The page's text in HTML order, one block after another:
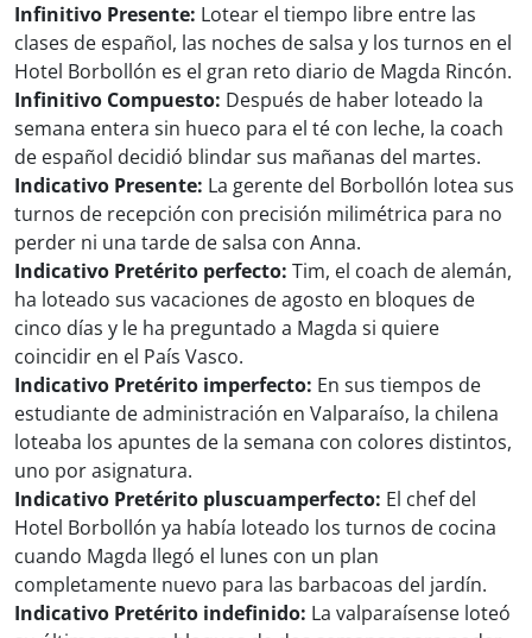
Infinitivo Presente: Lotear el tiempo libre entre las
clases de español, las noches de salsa y los turnos en el
Hotel Borbollón es el gran reto diario de Magda Rincón.
Infinitivo Compuesto: Después de haber loteado la
semana entera sin hueco para el té con leche, la coach
de español decidió blindar sus mañanas del martes.
Indicativo Presente: La gerente del Borbollón lotea sus
turnos de recepción con precisión milimétrica para no
perder ni una tarde de salsa con Anna.
Indicativo Pretérito perfecto: Tim, el coach de alemán,
ha loteado sus vacaciones de agosto en bloques de
cinco días y le ha preguntado a Magda si quiere
coincidir en el País Vasco.
Indicativo Pretérito imperfecto: En sus tiempos de
estudiante de administración en Valparaíso, la chilena
loteaba los apuntes de la semana con colores distintos,
uno por asignatura.
Indicativo Pretérito pluscuamperfecto: El chef del
Hotel Borbollón ya había loteado los turnos de cocina
cuando Magda llegó el lunes con un plan
completamente nuevo para las barbacoas del jardín.
Indicativo Pretérito indefinido: La valparaísense loteó